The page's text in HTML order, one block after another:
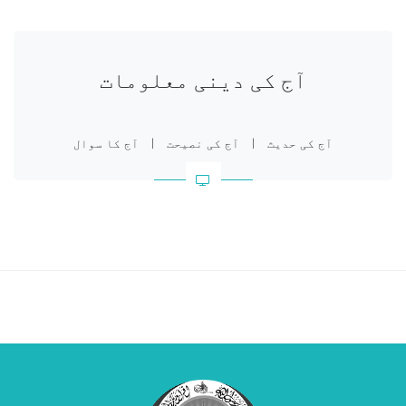
آج کی دینی معلومات
آج کی حدیث | آج کی نصیحت | آج کا سوال